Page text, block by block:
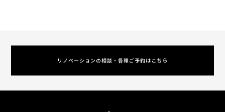
リノベーションの相談・各種ご予約はこちら